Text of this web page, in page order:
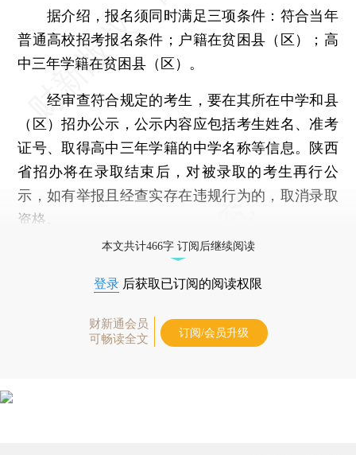
据介绍，报名须同时满足三项条件：符合当年
普通高校招考报名条件；户籍在贫困县（区）；高
中三年学籍在贫困县（区）。
经审查符合规定的考生，要在其所在中学和县
（区）招办公示，公示内容应包括考生姓名、准考
证号、取得高中三年学籍的中学名称等信息。陕西
省招办将在录取结束后，对被录取的考生再行公
示，如有举报且经查实存在违规行为的，取消录取
资格。
本文共计466字 订阅后继续阅读
登录 后获取已订阅的阅读权限
财新通会员
可畅读全文
订阅/会员升级